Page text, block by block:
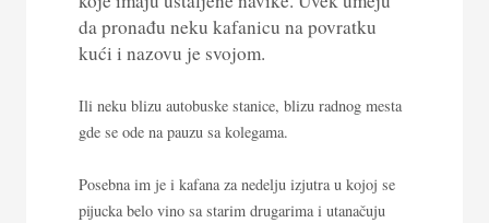
da pronađu neku kafanicu na povratku
kući i nazovu je svojom.
Ili neku blizu autobuske stanice, blizu radnog mesta
gde se ode na pauzu sa kolegama.
Posebna im je i kafana za nedelju izjutra u kojoj se
pijucka belo vino sa starim drugarima i utanačuju